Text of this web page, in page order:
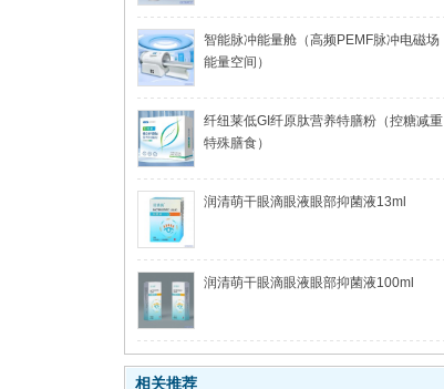
智能脉冲能量舱（高频PEMF脉冲电磁场
能量空间）
纤纽莱低GI纤原肽营养特膳粉（控糖减重
特殊膳食）
润清萌干眼滴眼液眼部抑菌液13ml
润清萌干眼滴眼液眼部抑菌液100ml
相关推荐